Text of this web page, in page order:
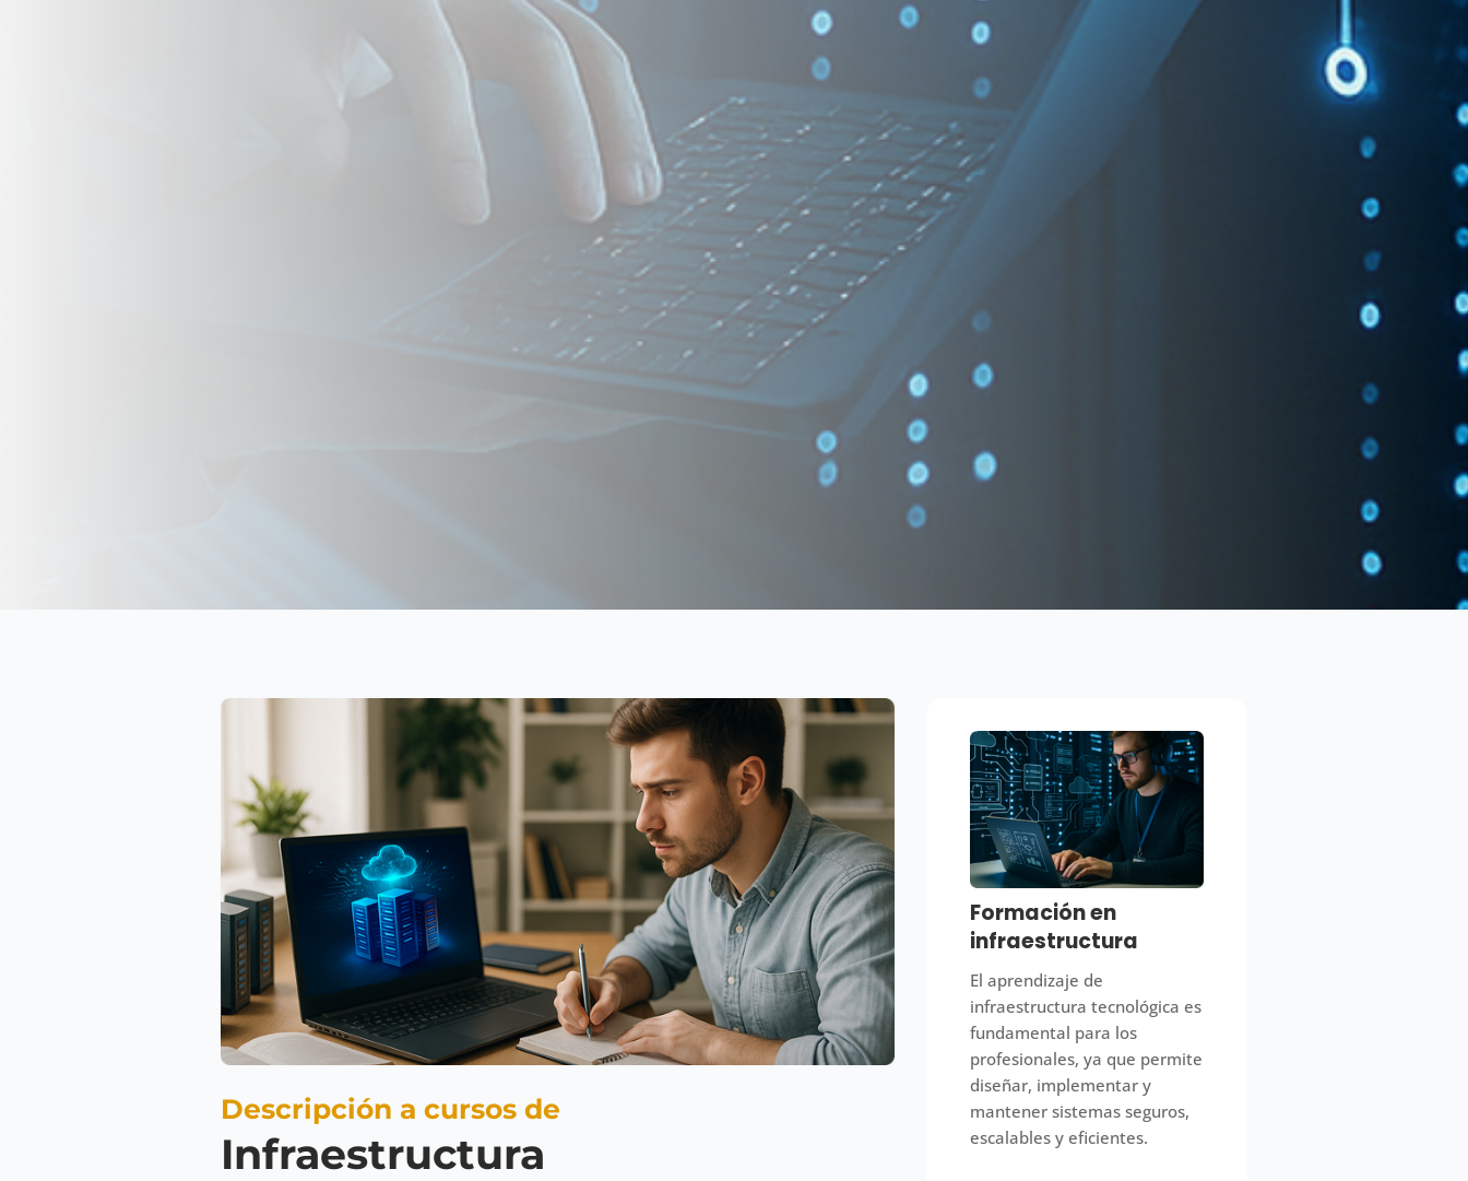
Descripción a cursos de
Infraestructura
Formación en
infraestructura
El aprendizaje de
infraestructura tecnológica es
fundamental para los
profesionales, ya que permite
diseñar, implementar y
mantener sistemas seguros,
escalables y eficientes.